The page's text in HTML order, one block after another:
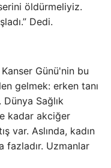
öldürmeliyiz.
Dedi.
Günü'nin bu
gelmek: erken tanı
Sağlık
kadar akciğer
var. Aslında, kadın
fazladır. Uzmanlar